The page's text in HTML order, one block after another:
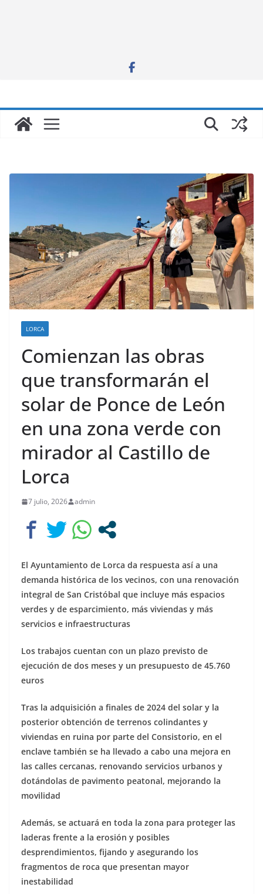
LORCA
Comienzan las obras
que transformarán el
solar de Ponce de León
en una zona verde con
mirador al Castillo de
Lorca
7 julio, 2026 admin
El Ayuntamiento de Lorca da respuesta así a una
demanda histórica de los vecinos, con una renovación
integral de San Cristóbal que incluye más espacios
verdes y de esparcimiento, más viviendas y más
servicios e infraestructuras
Los trabajos cuentan con un plazo previsto de
ejecución de dos meses y un presupuesto de 45.760
euros
Tras la adquisición a finales de 2024 del solar y la
posterior obtención de terrenos colindantes y
viviendas en ruina por parte del Consistorio, en el
enclave también se ha llevado a cabo una mejora en
las calles cercanas, renovando servicios urbanos y
dotándolas de pavimento peatonal, mejorando la
movilidad
Además, se actuará en toda la zona para proteger las
laderas frente a la erosión y posibles
desprendimientos, fijando y asegurando los
fragmentos de roca que presentan mayor
inestabilidad